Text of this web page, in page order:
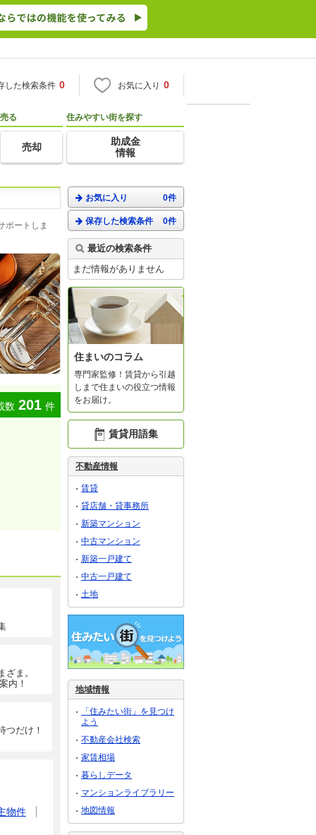
した検索条件 0 お気に入り 0
売る
売却
住みやすい街を探す
助成金
情報
ポートしま
数 201 件
ま。
内！
つだけ！
物件
お気に入り 0件
保存した検索条件 0件
最近の検索条件
まだ情報がありません
住まいのコラム
専門家監修！賃貸から引越
しまで住まいの役立つ情報
をお届け。
賃貸用語集
不動産情報
賃貸
貸店舗・貸事務所
新築マンション
中古マンション
新築一戸建て
中古一戸建て
土地
地域情報
「住みたい街」を見つけ
よう
不動産会社検索
家賃相場
暮らしデータ
マンションライブラリー
地図情報